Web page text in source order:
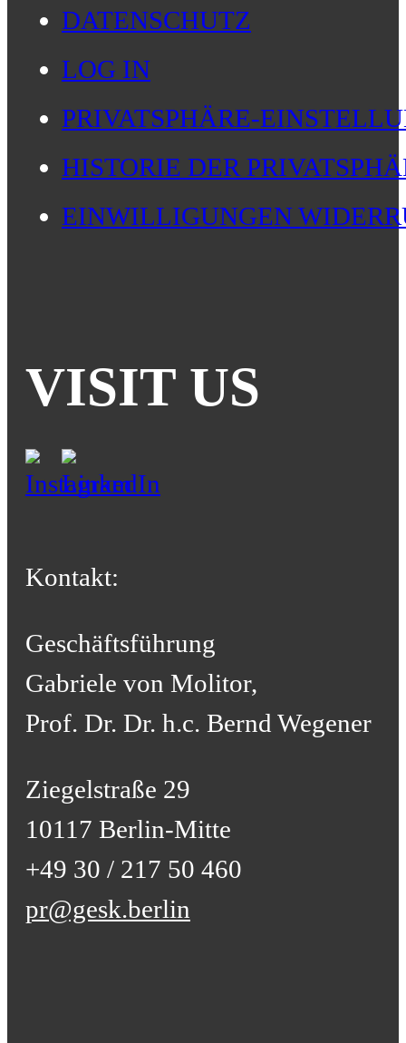
DATENSCHUTZ
LOG IN
PRIVATSPHÄRE-
HISTORIE DER
EINWILLIGUNGEN
VISIT US
Kontakt:
Geschäftsführung
Gabriele von Molitor,
Prof. Dr. Dr. h.c. Bernd Wegener
Ziegelstraße 29
10117 Berlin-Mitte
+49 30 / 217 50 460
pr@gesk.berlin